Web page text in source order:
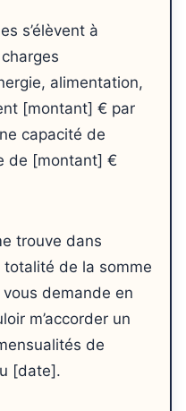
s’élèvent à
alimentation,
[montant] € par
capacité de
de [montant] €
trouve dans
totalité de la somme
demande en
m’accorder un
de
[date].